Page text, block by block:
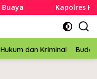
Kapolres Konawe
Hukum dan Kriminal